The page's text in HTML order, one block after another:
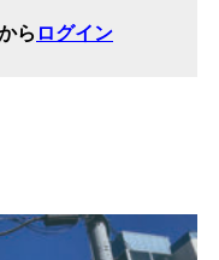
ら ログイン